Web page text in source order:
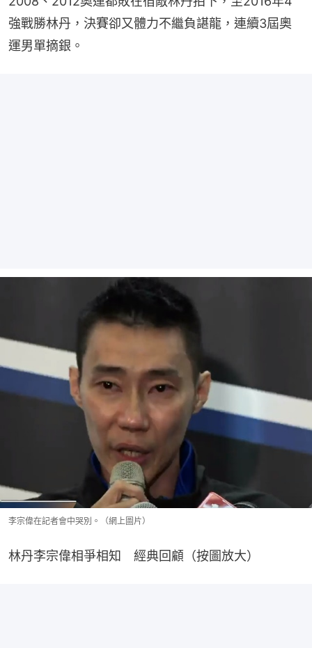
強戰勝林丹，決賽卻又體力不繼負諶龍，連續3屆奧
運男單摘銀。
李宗偉在記者會中哭別。（網上圖片）
林丹李宗偉相爭相知　經典回顧（按圖放大）